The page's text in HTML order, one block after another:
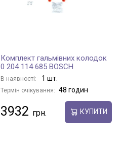
Комплект гальмівних колодок
0 204 114 685 BOSCH
В наявності: 1 шт.
Термін очікування: 48 годин
3932 КУПИТИ